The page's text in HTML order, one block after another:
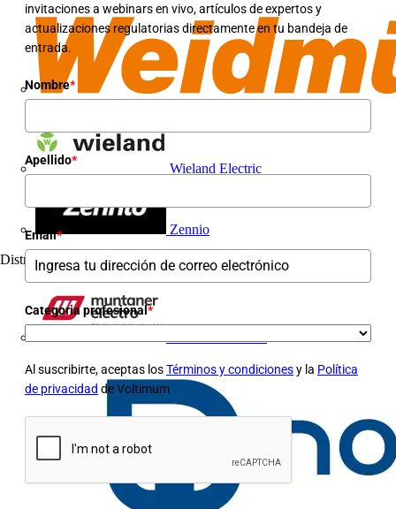
Weidmüller
Wieland Electric
Zennio
Distribuidor 3
invitaciones a webinars en vivo, artículos de expertos y
actualizaciones regulatorias directamente en tu bandeja de
entrada.
Nombre*
Apellido*
Email*
Categoria profesional*
Al suscribirte, aceptas losTérminos y condicionesy la Política
de privacidad de Voltimum